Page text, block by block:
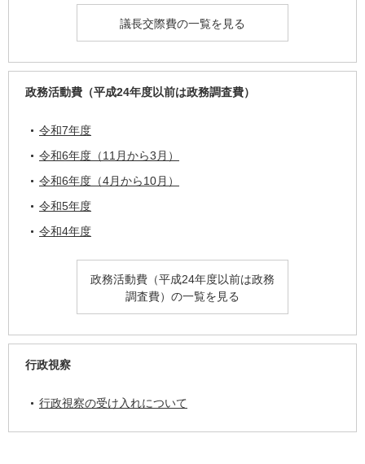
議長交際費の一覧を見る
政務活動費（平成24年度以前は政務調査費）
令和7年度
令和6年度（11月から3月）
令和6年度（4月から10月）
令和5年度
令和4年度
政務活動費（平成24年度以前は政務
調査費）の一覧を見る
行政視察
行政視察の受け入れについて